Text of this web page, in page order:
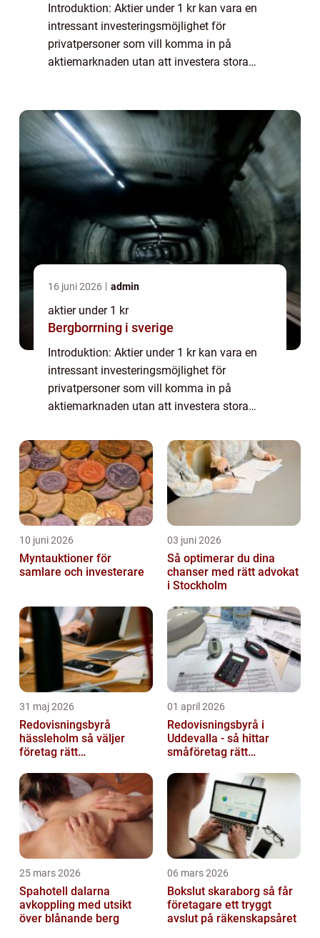
Introduktion: Aktier under 1 kr kan vara en
intressant investeringsmöjlighet för
privatpersoner som vill komma in på
aktiemarknaden utan att investera stora
1 kr, ...
16 juni 2026 admin
aktier under 1 kr
Bergborrning i sverige
Introduktion: Aktier under 1 kr kan vara en
intressant investeringsmöjlighet för
privatpersoner som vill komma in på
aktiemarknaden utan att investera stora
att ge en grundlig översikt över aktier under
1 kr, ...
10 juni 2026
Myntauktioner för
samlare och investerare
03 juni 2026
Så optimerar du dina
chanser med rätt advokat
i Stockholm
31 maj 2026
Redovisningsbyrå
hässleholm så väljer
företag rätt
01 april 2026
Redovisningsbyrå i
Uddevalla - så hittar
småföretag rätt
25 mars 2026
Spahotell dalarna
avkoppling med utsikt
över blånande berg
06 mars 2026
Bokslut skaraborg så får
företagare ett tryggt
avslut på räkenskapsåret